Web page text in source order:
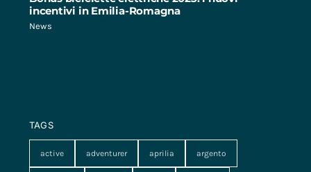
incentivi in Emilia-Romagna
News
TAGS
active adventurer aprilia argento